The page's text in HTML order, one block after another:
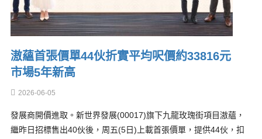
滶蘊首張價單44伙折實平均呎價約33816元
市場5年新高
2026-06-05
發展商開價進取。新世界發展(00017)旗下九龍玫瑰街項目滶蘊，
繼昨日招標售出40伙後，周五(5日)上載首張價單，提供44伙，扣